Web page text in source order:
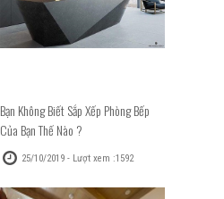
Bạn Không Biết Sắp Xếp Phòng Bếp
Của Bạn Thế Nào ?
25/10/2019 - Lượt xem :1592